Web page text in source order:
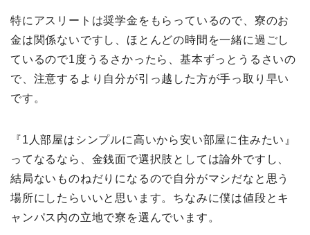
特にアスリートは奨学金をもらっているので、寮のお
金は関係ないですし、ほとんどの時間を一緒に過ごし
ているので1度うるさかったら、基本ずっとうるさいの
で、注意するより自分が引っ越した方が手っ取り早い
です。
『1人部屋はシンプルに高いから安い部屋に住みたい』
ってなるなら、金銭面で選択肢としては論外ですし、
結局ないものねだりになるので自分がマシだなと思う
場所にしたらいいと思います。ちなみに僕は値段とキ
ャンパス内の立地で寮を選んでいます。